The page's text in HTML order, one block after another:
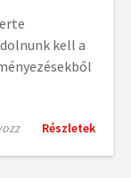
kell a
Részletek